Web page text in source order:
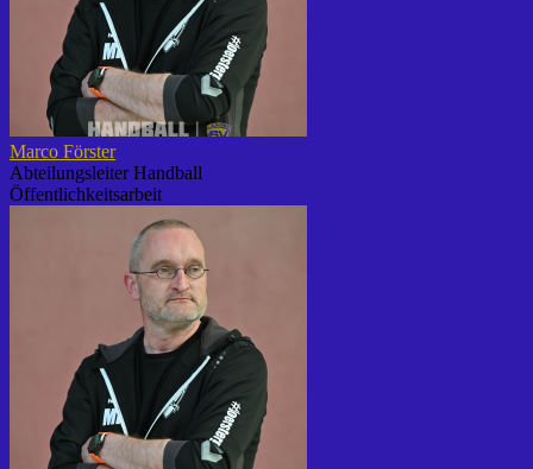
Marco Förster
Abteilungsleiter Handball
Öffentlichkeitsarbeit